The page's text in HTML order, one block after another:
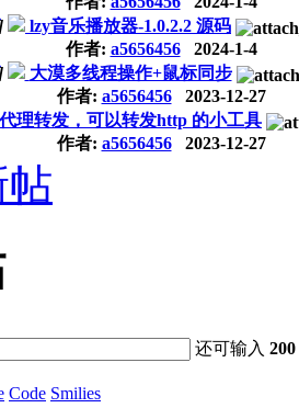
lzy音乐播放器-1.0.2.2 源码
作者: a56564562024-1-4
大漠多线程操作+鼠标同步
作者: a56564562023-12-27
代理转发，可以转发http 的小工具
作者: a56564562023-12-27
帖
还可输入200
Code Smilies